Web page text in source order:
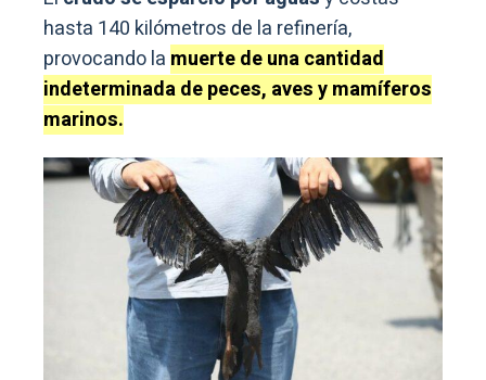
hasta 140 kilómetros de la refinería,
provocando la muerte de una cantidad
indeterminada de peces, aves y mamíferos
marinos.